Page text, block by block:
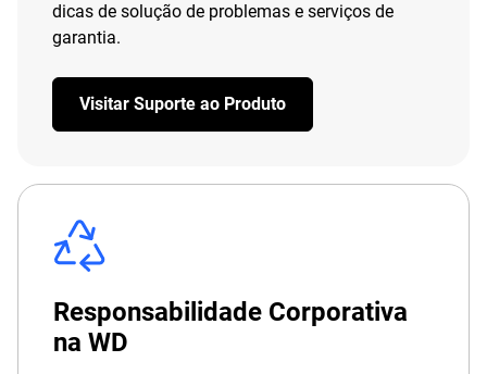
dicas de solução de problemas e serviços de
garantia.
Visitar Suporte ao Produto
Responsabilidade Corporativa
na WD